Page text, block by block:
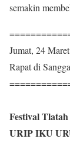
semakin
Jumat, 24
Rapat di
Festival
URIP IKU